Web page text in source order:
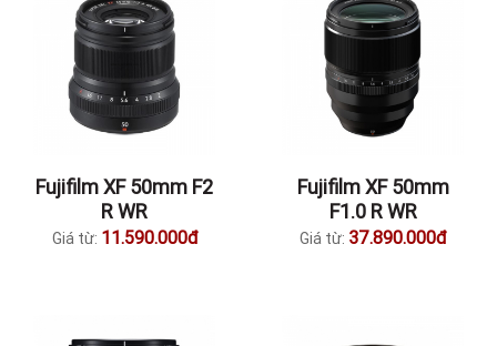
Fujifilm XF 50mm F2
R WR
Giá từ: 11.590.000đ
Fujifilm XF 50mm
F1.0 R WR
Giá từ: 37.890.000đ